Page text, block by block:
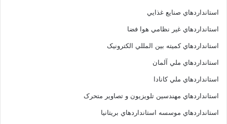
استانداردهاي صنايع غذايي
استانداردهاي غير نظامي هوا فضا
استانداردهاي کميته بين المللي الکترونيک
استانداردهاي ملي آلمان
استانداردهاي ملي کانادا
استانداردهاي مهندسين تلويزيون و تصاوير متحرک
استانداردهاي موسسه استانداردهاي بريتانيا